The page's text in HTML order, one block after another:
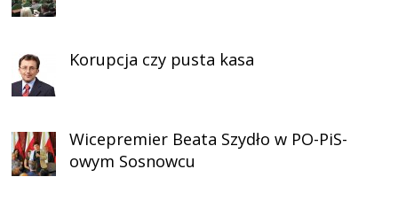
Korupcja czy pusta kasa
Wicepremier Beata Szydło w PO-PiS-
owym Sosnowcu